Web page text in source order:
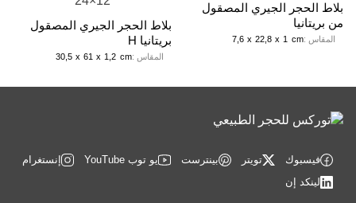
بلاط الحجر الجيري المصقول
من بريتانيا
المقاس : 7,6 x 22,8 x 1 cm
بلاط الحجر الجيري المصقول
بريتانيا H
المقاس : 30,5 x 61 x 1,2 cm
فيسبوك تويتر بينترست يو توب YouTube
إنستغرام
لينكد إن